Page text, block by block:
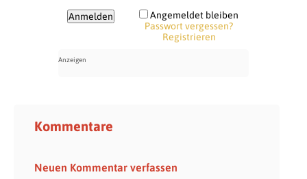
Angemeldet bleiben
Passwort vergessen?
Registrieren
Kommentare
Neuen Kommentar verfassen